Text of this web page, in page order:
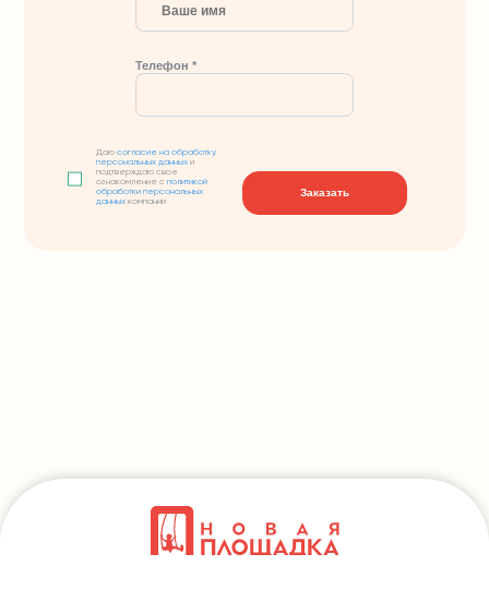
Телефон *
Даюсогласие на обработку
персональных данных и
подтверждаю свое
ознакомление сполитикой
обработки персональных
данных компании
Заказать